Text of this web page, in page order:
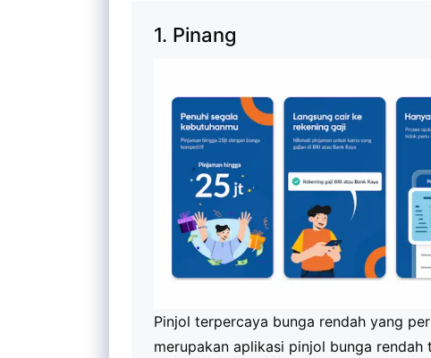
1. Pinang
Pinjol terpercaya bunga rendah yang
merupakan aplikasi pinjol bunga